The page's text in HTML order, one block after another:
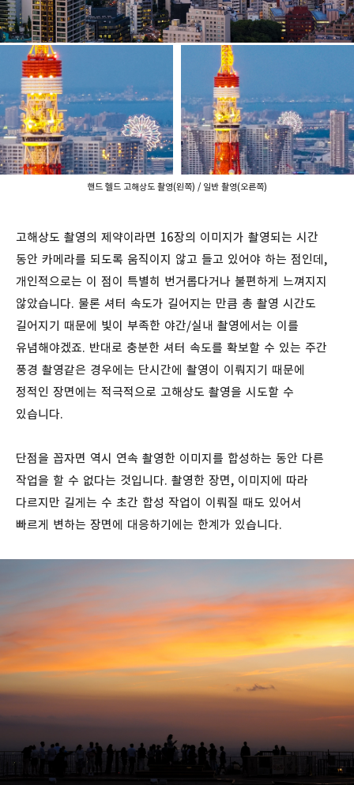
핸드 헬드 고해상도 촬영(왼쪽) / 일반 촬영(오른쪽)
고해상도 촬영의 제약이라면 16장의 이미지가 촬영되는 시간
동안 카메라를 되도록 움직이지 않고 들고 있어야 하는 점인데,
개인적으로는 이 점이 특별히 번거롭다거나 불편하게 느껴지지
않았습니다. 물론 셔터 속도가 길어지는 만큼 총 촬영 시간도
길어지기 때문에 빛이 부족한 야간/실내 촬영에서는 이를
유념해야겠죠. 반대로 충분한 셔터 속도를 확보할 수 있는 주간
풍경 촬영같은 경우에는 단시간에 촬영이 이뤄지기 때문에
정적인 장면에는 적극적으로 고해상도 촬영을 시도할 수
있습니다.
단점을 꼽자면 역시 연속 촬영한 이미지를 합성하는 동안 다른
작업을 할 수 없다는 것입니다. 촬영한 장면, 이미지에 따라
다르지만 길게는 수 초간 합성 작업이 이뤄질 때도 있어서
빠르게 변하는 장면에 대응하기에는 한계가 있습니다.